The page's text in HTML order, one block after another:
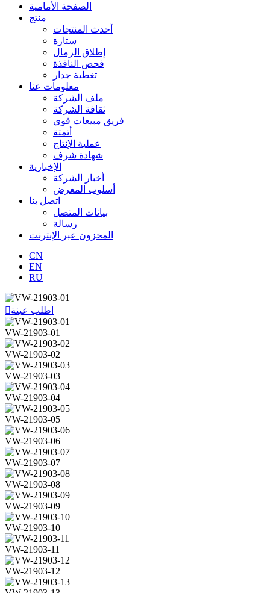
الصفحة الأمامية
منتج
أحدث المنتجات
ستارة
إطلاق الرمال
فحص النافذة
تغطية جدار
معلومات عنا
ملف الشركة
ثقافة الشركة
فريق مبيعات قوي
أتمتة
عملية الإنتاج
شهادة شرف
الإخبارية
أخبار الشركة
أسلوب المعرض
اتصل بنا
بيانات المتصل
رسالة
المخزون عبر الإنترنت
CN
EN
RU
اطلب عينة
VW-21903-01
VW-21903-02
VW-21903-03
VW-21903-04
VW-21903-05
VW-21903-06
VW-21903-07
VW-21903-08
VW-21903-09
VW-21903-10
VW-21903-11
VW-21903-12